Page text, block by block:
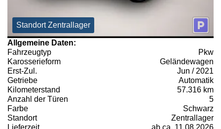
Standort Zentrallager
Allgemeine Daten:
Fahrzeugtyp
Pkw
Karosserieform
Geländewagen
Erst-Zul.
Jun / 2021
Getriebe
Automatik
Kilometerstand
57.316 km
Anzahl der Türen
5
Farbe
Schwarz
Standort
Zentrallager
Lieferzeit
ab ca. 11.08.2026